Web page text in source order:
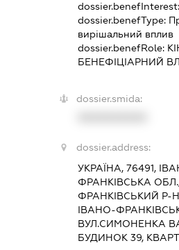
dossier.benefType:
вирішальний вплив
dossier.benefRole:
БЕНЕФІЦІАРНИЙ
dossier.smida:
dossier.address:
УКРАЇНА, 76491,
ФРАНКІВСЬКА
ФРАНКІВСЬКИЙ Р-
ІВАНО-
ВУЛ.СИМОНЕНКА
БУДИНОК 39,